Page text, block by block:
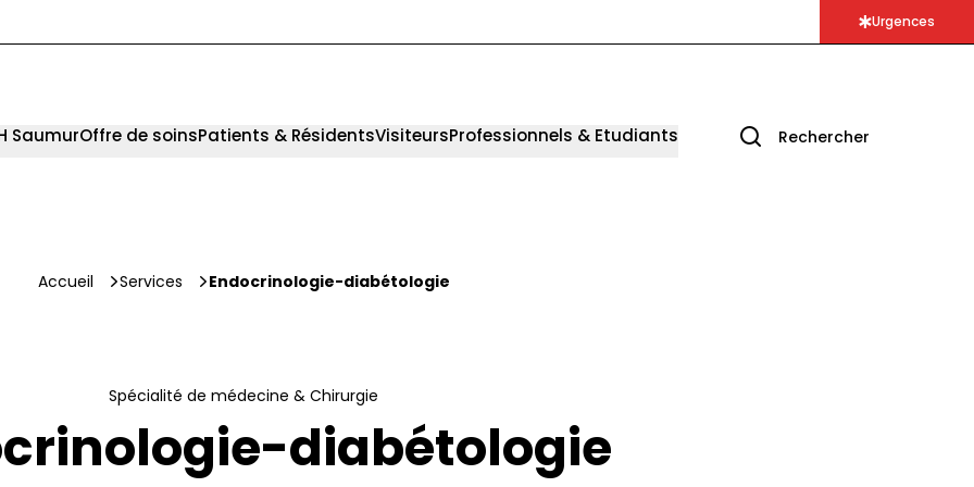
Urgences
SaumurOffre de soinsPatients & RésidentsVisiteursProfessionnels & Etudiants Rechercher
Accueil Services Endocrinologie-diabétologie
Spécialité de médecine & Chirurgie
diabétologie